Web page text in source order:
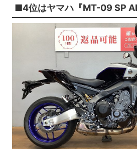
■4位はヤマハ『MT-09 SP